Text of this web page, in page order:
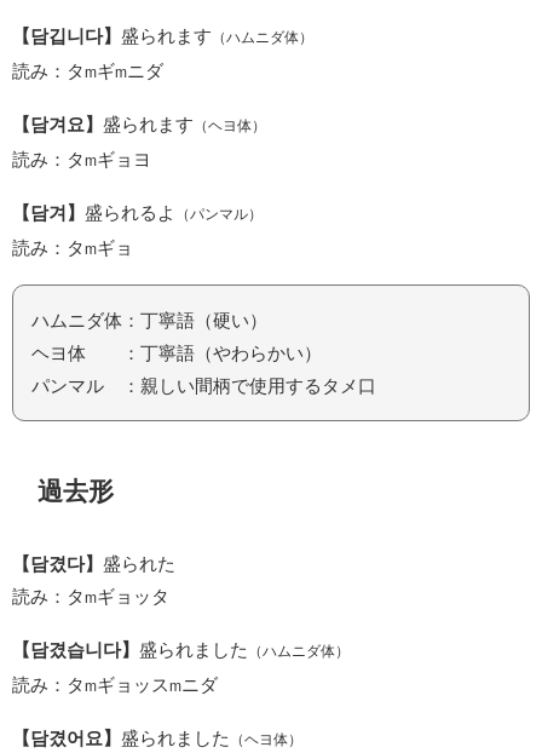
【담깁니다】 盛られます （ハムニダ体）
読み：タmギm ニダ
【담겨요】 盛られます （ヘヨ体）
読み：タmギョヨ
【담겨】 盛られるよ （パンマル）
読み：タmギョ
ハムニダ体：丁寧語（硬い）
ヘヨ体 ：丁寧語（やわらかい）
パンマル ：親しい間柄で使用するタメ口
過去形
【담겼다】 盛られた
読み：タmギョッタ
【담겼습니다】 盛られました （ハムニダ体）
読み：タmギョッスmニダ
【담겼어요】 盛られました （ヘヨ体）